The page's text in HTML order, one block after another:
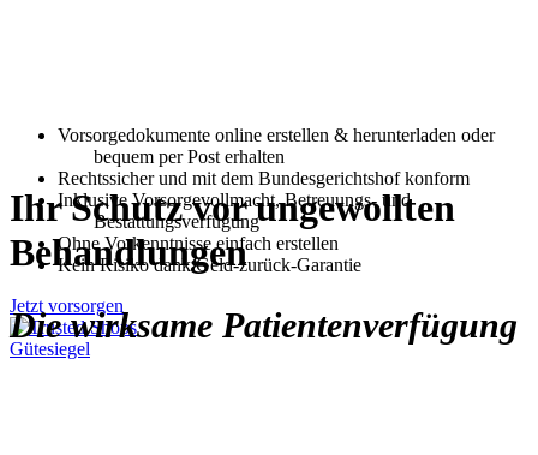
Vorsorgedokumente online erstellen & herunterladen oder
bequem per Post erhalten
Rechtssicher und mit dem Bundesgerichtshof konform
Inklusive Vorsorgevollmacht, Betreuungs- und
Bestattungsverfügung
Ohne Vorkenntnisse einfach erstellen
Kein Risiko dank Geld-zurück-Garantie
Jetzt vorsorgen
Ihr Schutz vor ungewollten
Behandlungen
Die wirksame Patientenverfügung